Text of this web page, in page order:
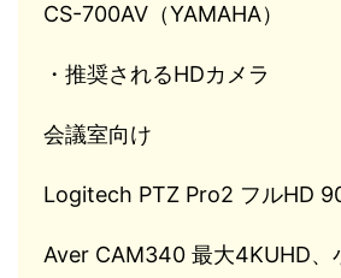
CS-700AV（YAMAHA）
・推奨されるHDカメラ
会議室向け
Logitech PTZ Pro2 フルHD
Aver CAM340 最大4KUHD、